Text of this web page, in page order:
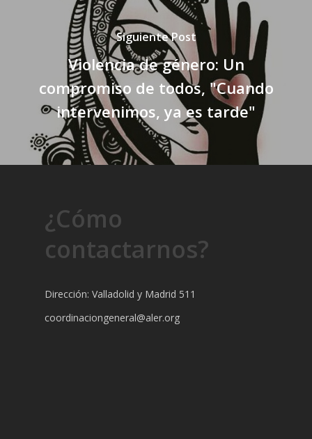
Siguiente Post
Violencia de género: Un
compromiso de todos, "Cuando
intervenimos, ya es tarde"
¿Cómo
contactarnos?
Dirección: Valladolid y Madrid 511
coordinaciongeneral@aler.org